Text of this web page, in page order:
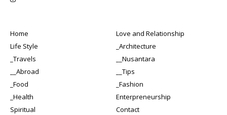
Home
Love and Relationship
Life Style
_Architecture
_Travels
__Nusantara
__Abroad
__Tips
_Food
_Fashion
_Health
Enterpreneurship
Spiritual
Contact